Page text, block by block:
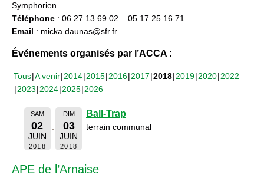
Symphorien
Téléphone : 06 27 13 69 02 – 05 17 25 16 71
Email : micka.daunas@sfr.fr
Événements organisés par l’ACCA :
Tous A venir 2014 2015 2016 2017 2018 2019 2020 2022
2023 2024 2025 2026
SAM
02
JUIN
2018
DIM
03
JUIN
2018
Ball-Trap
terrain communal
APE de l’Arnaise